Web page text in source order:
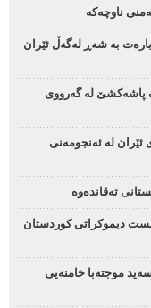
ناوچەکە
بە شەڕ لەگەڵ ئێران
پاشەکشێ لە گەرووی
لە ئەنجومەنی
تەقاندەوە
دیموکراتی کوردستان
موجتەبا خامنەیی